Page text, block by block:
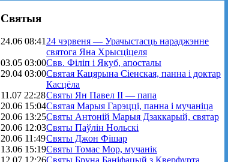
Святыя
24.06 08:4124 чэрвеня — Урачыстасць нараджэнне
святога Яна Хрысціцеля
03.05 03:00Свв. Філіп і Якуб, апосталы
29.04 03:00Святая Кацярына Сіенская, панна і доктар
Касцёла
11.07 22:28Святы Ян Павел II — папа
20.06 15:04Святая Марыя Гарэцці, панна і мучаніца
20.06 13:25Святы Антоній Марыя Дзаккарый, святар
20.06 12:03Святы Паўлін Нольскі
20.06 11:49Святы Джон Фішар
13.06 15:19Святы Томас Мор, мучанік